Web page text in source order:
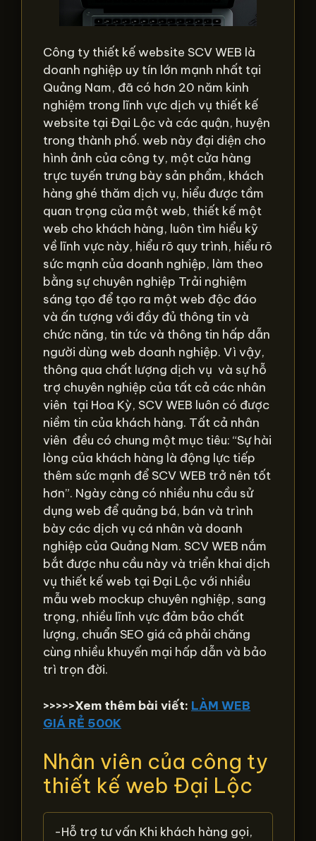
Công ty thiết kế website SCV WEB là
doanh nghiệp uy tín lớn mạnh nhất tại
Quảng Nam, đã có hơn 20 năm kinh
nghiệm trong lĩnh vực dịch vụ thiết kế
website tại Đại Lộc và các quận, huyện
trong thành phố. web này đại diện cho
hình ảnh của công ty, một cửa hàng
trực tuyến trưng bày sản phẩm, khách
hàng ghé thăm dịch vụ, hiểu được tầm
quan trọng của một web, thiết kế một
web cho khách hàng, luôn tìm hiểu kỹ
về lĩnh vực này, hiểu rõ quy trình, hiểu rõ
sức mạnh của doanh nghiệp, làm theo
bằng sự chuyên nghiệp Trải nghiệm
sáng tạo để tạo ra một web độc đáo
và ấn tượng với đầy đủ thông tin và
chức năng, tin tức và thông tin hấp dẫn
người dùng web doanh nghiệp. Vì vậy,
thông qua chất lượng dịch vụ và sự hỗ
trợ chuyên nghiệp của tất cả các nhân
viên tại Hoa Kỳ, SCV WEB luôn có được
niềm tin của khách hàng. Tất cả nhân
viên đều có chung một mục tiêu: “Sự hài
lòng của khách hàng là động lực tiếp
thêm sức mạnh để SCV WEB trở nên tốt
hơn”. Ngày càng có nhiều nhu cầu sử
dụng web để quảng bá, bán và trình
bày các dịch vụ cá nhân và doanh
nghiệp của Quảng Nam. SCV WEB nắm
bắt được nhu cầu này và triển khai dịch
vụ thiết kế web tại Đại Lộc với nhiều
mẫu web mockup chuyên nghiệp, sang
trọng, nhiều lĩnh vực đảm bảo chất
lượng, chuẩn SEO giá cả phải chăng
cùng nhiều khuyến mại hấp dẫn và bảo
trì trọn đời.
>>>>>Xem thêm bài viết: LÀM WEB
GIÁ RẺ 500K
Nhân viên của công ty
thiết kế web Đại Lộc
-Hỗ trợ tư vấn Khi khách hàng gọi,